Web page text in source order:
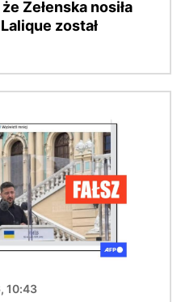
Zełenska nosiła
został
10:43